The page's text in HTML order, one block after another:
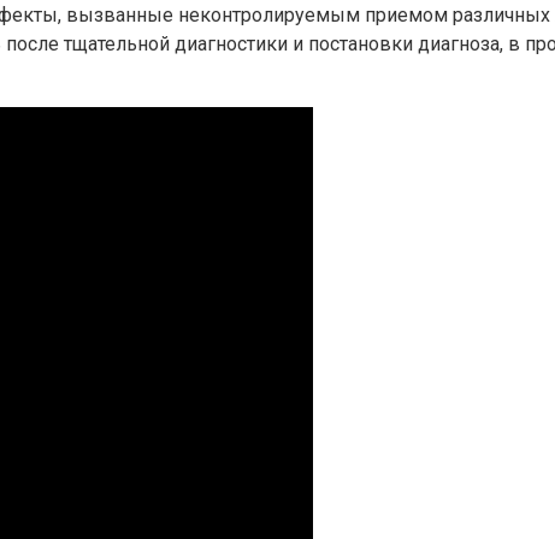
вызванные неконтролируемым приемом различных
тщательной диагностики и постановки диагноза, в